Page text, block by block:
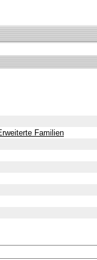
Familien